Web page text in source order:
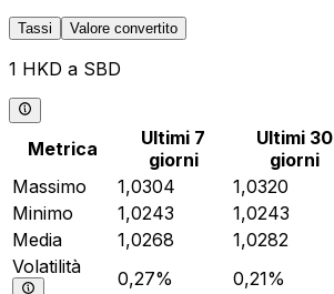
Tassi Valore convertito
1 HKD a SBD
Metrica
Ultimi 7
giorni
Ultimi 30
giorni
Massimo
1,0304 1,0320
Minimo
1,0243 1,0243
Media
1,0268 1,0282
Volatilità
0,27% 0,21%